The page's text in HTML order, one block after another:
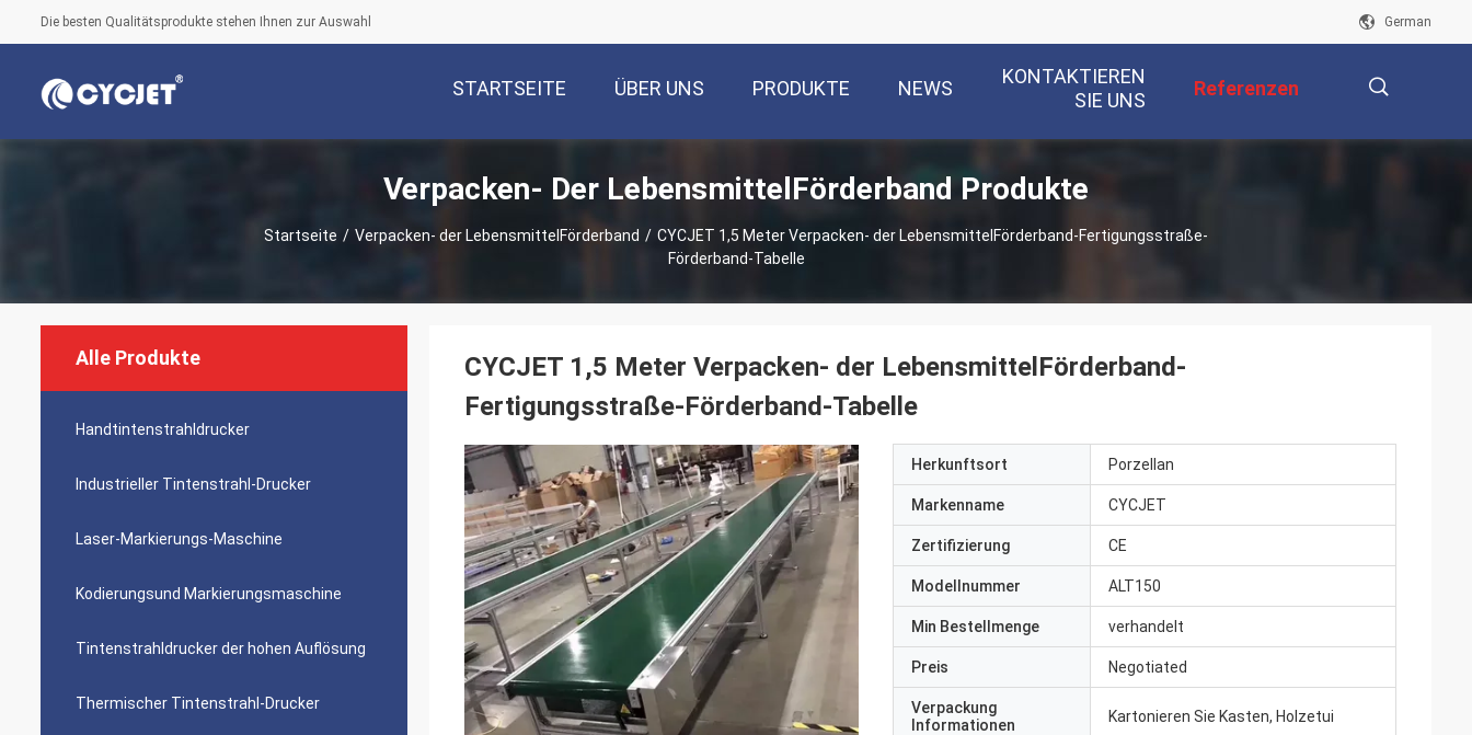
Die besten Qualitätsprodukte stehen Ihnen zur Auswahl German
STARTSEITE ÜBER UNS PRODUKTE NEWS
KONTAKTIEREN
SIE UNS
Referenzen
Verpacken- Der LebensmittelFörderband Produkte
Startseite / Verpacken- der LebensmittelFörderband / CYCJET 1,5 Meter Verpacken- der LebensmittelFörderband-Fertigungsstraße-
Förderband-Tabelle
Alle Produkte
Handtintenstrahldrucker
Industrieller Tintenstrahl-Drucker
Laser-Markierungs-Maschine
Kodierungsund Markierungsmaschine
Tintenstrahldrucker der hohen Auflösung
Thermischer Tintenstrahl-Drucker
CYCJET 1,5 Meter Verpacken- der LebensmittelFörderband-
Fertigungsstraße-Förderband-Tabelle
Herkunftsort Porzellan
Markenname CYCJET
Zertifizierung CE
Modellnummer ALT150
Min Bestellmenge verhandelt
Preis Negotiated
Verpackung
Informationen
Kartonieren Sie Kasten, Holzetui